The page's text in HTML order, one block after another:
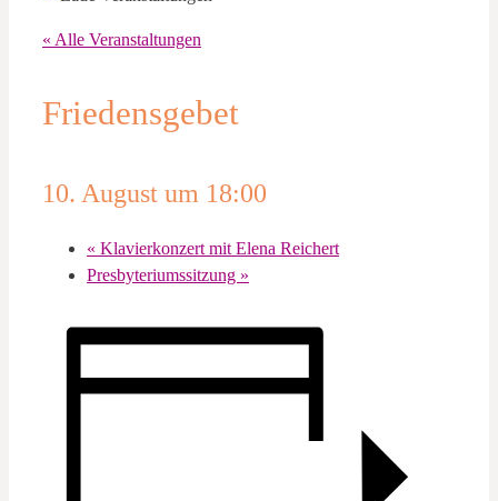
« Alle Veranstaltungen
Friedensgebet
10. August um 18:00
« Klavierkonzert mit Elena Reichert
Presbyteriumssitzung »